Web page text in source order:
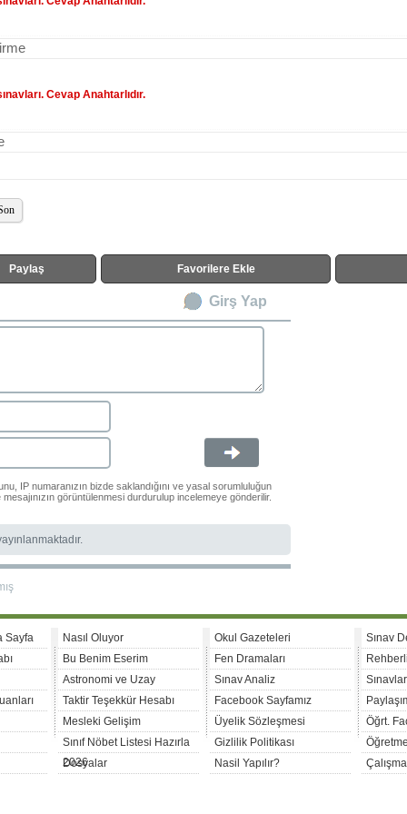
Cevap Anahtarlıdır.
Paylaş Favorilere Ekle
Girş Yap
IP numaranızın bizde saklandığını ve yasal sorumluluğun
görüntülenmesi durdurulup incelemeye gönderilir.
Sayfa
Nasıl Oluyor
Bu Benim Eserim
Astronomi ve Uzay
Taktir Teşekkür Hesabı
Mesleki Gelişim
Sınıf Nöbet Listesi Hazırla
2026
Dosyalar
Okul Gazeteleri
Fen Dramaları
Sınav Analiz
Facebook Sayfamız
Üyelik Sözleşmesi
Gizlilik Politikası
Nasil Yapılır?
Sınav
Öğrt.